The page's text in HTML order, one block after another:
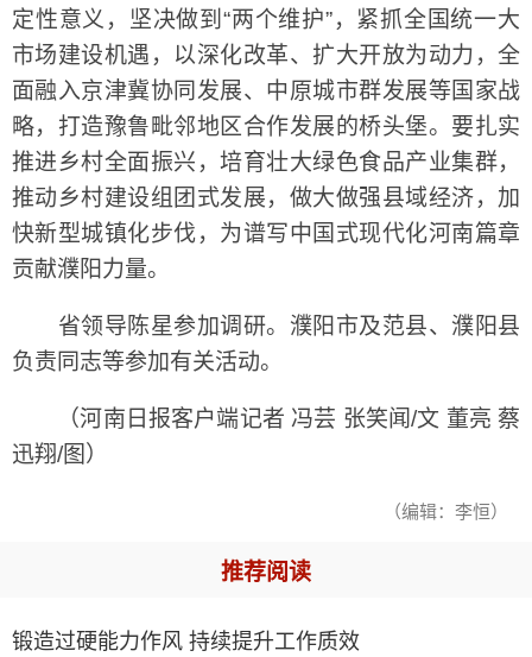
定性意义，坚决做到“两个维护”，紧抓全国统一大
市场建设机遇，以深化改革、扩大开放为动力，全
面融入京津冀协同发展、中原城市群发展等国家战
略，打造豫鲁毗邻地区合作发展的桥头堡。要扎实
推进乡村全面振兴，培育壮大绿色食品产业集群，
推动乡村建设组团式发展，做大做强县域经济，加
快新型城镇化步伐，为谱写中国式现代化河南篇章
贡献濮阳力量。
省领导陈星参加调研。濮阳市及范县、濮阳县
负责同志等参加有关活动。
（河南日报客户端记者 冯芸 张笑闻/文 董亮 蔡
迅翔/图）
（编辑：李恒）
推荐阅读
锻造过硬能力作风 持续提升工作质效